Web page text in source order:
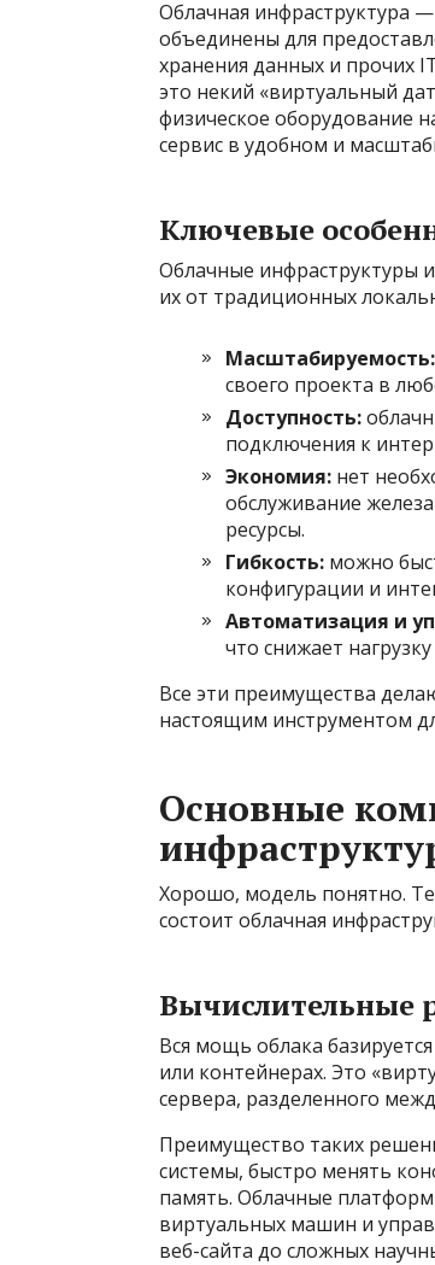
Облачная инфраструктура
объединены для
хранения данных и прочих
это некий «виртуальный
физическое оборудование
сервис в удобном и
Ключевые
Облачные инфраструктуры
их от традиционных
Масштабируемость:
своего проекта в
Доступность:
подключения к
Экономия: нет
обслуживание
ресурсы.
Гибкость: можно
конфигурации и
Автоматизация и
что снижает
Все эти преимущества
настоящим инструментом
Основные
Хорошо, модель понятно.
состоит облачная
Вычислительные
Вся мощь облака
или контейнерах. Это
сервера, разделенного
Преимущество таких
системы, быстро менять
память. Облачные
виртуальных машин и
веб-сайта до сложных